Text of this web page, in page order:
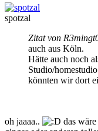
spotzal
Zitat von
auch aus Köln.
Hätte auch noch
Studio/
könnten wir dort
oh jaaaa..
das